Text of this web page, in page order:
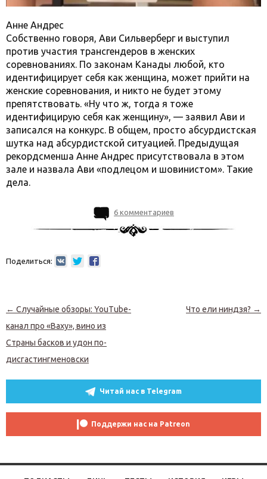
Анне Андрес
Собственно говоря, Ави Сильверберг и выступил
против участия трансгендеров в женских
соревнованиях. По законам Канады любой, кто
идентифицирует себя как женщина, может прийти на
женские соревнования, и никто не будет этому
препятствовать. «Ну что ж, тогда я тоже
идентифицирую себя как женщину», — заявил Ави и
записался на конкурс. В общем, просто абсурдистская
шутка над абсурдистской ситуацией. Предыдущая
рекордсменша Анне Андрес присутствовала в этом
зале и назвала Ави «подлецом и шовинистом». Такие
дела.
6 комментариев
Поделиться:
Навигация по записям
← Случайные обзоры: YouTube-
канал про «Ваху», вино из
Страны басков и удон по-
дисгастингменовски
Что ели ниндзя? →
Читай нас в Telegram
Поддержи нас на Patreon